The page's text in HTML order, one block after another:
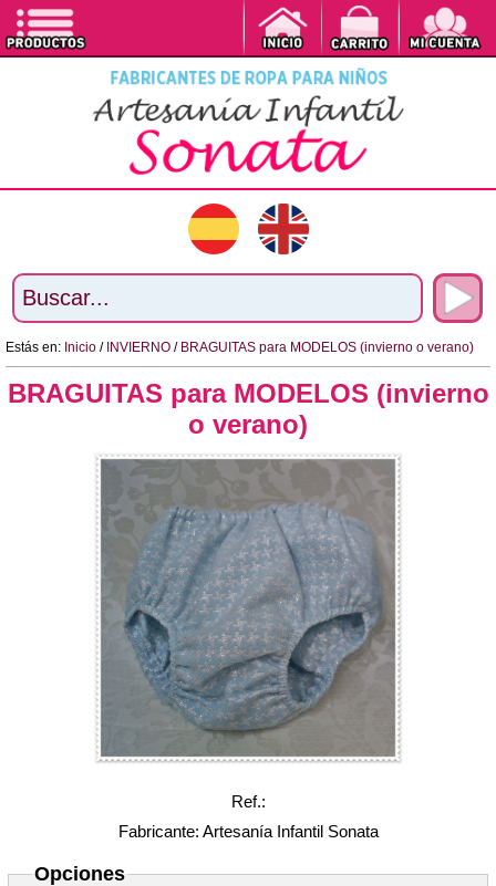
Estás en: Inicio / INVIERNO / BRAGUITAS para MODELOS (invierno o verano)
BRAGUITAS para MODELOS (invierno
o verano)
Ref.:
Fabricante: Artesanía Infantil Sonata
Opciones